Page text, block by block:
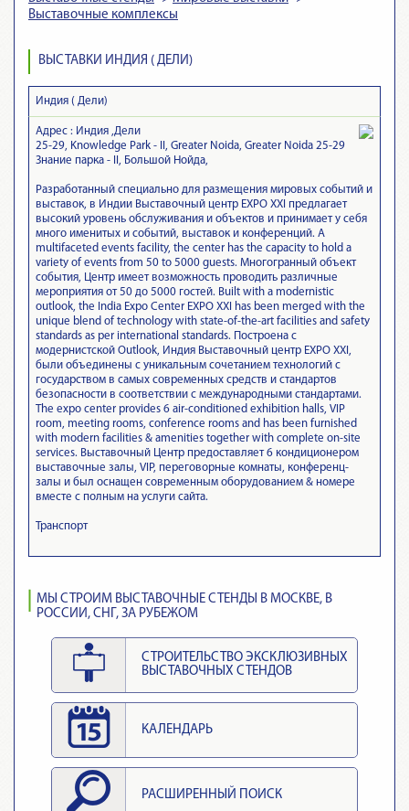
Выставочные комплексы
ВЫСТАВКИ ИНДИЯ ( ДЕЛИ)
Индия ( Дели)
Адрес : Индия ,Дели
25-29, Knowledge Park - II, Greater Noida, Greater Noida 25-29
Знание парка - II, Большой Нойда,
Разработанный специально для размещения мировых событий и
выставок, в Индии Выставочный центр EXPO XXI предлагает
высокий уровень обслуживания и объектов и принимает у себя
много именитых и событий, выставок и конференций. A
multifaceted events facility, the center has the capacity to hold a
variety of events from 50 to 5000 guests. Многогранный объект
события, Центр имеет возможность проводить различные
мероприятия от 50 до 5000 гостей. Built with a modernistic
outlook, the India Expo Center EXPO XXI has been merged with the
unique blend of technology with state-of-the-art facilities and safety
standards as per international standards. Построена с
модернистской Outlook, Индия Выставочный центр EXPO XXI,
были объединены с уникальным сочетанием технологий с
государством в самых современных средств и стандартов
безопасности в соответствии с международными стандартами.
The expo center provides 6 air-conditioned exhibition halls, VIP
room, meeting rooms, conference rooms and has been furnished
with modern facilities & amenities together with complete on-site
services. Выставочный Центр предоставляет 6 кондиционером
выставочные залы, VIP, переговорные комнаты, конференц-
залы и был оснащен современным оборудованием & номере
вместе с полным на услуги сайта.
Транспорт
МЫ СТРОИМ ВЫСТАВОЧНЫЕ СТЕНДЫ В МОСКВЕ, В
РОССИИ, СНГ, ЗА РУБЕЖОМ
СТРОИТЕЛЬСТВО ЭКСКЛЮЗИВНЫХ
ВЫСТАВОЧНЫХ СТЕНДОВ
КАЛЕНДАРЬ
РАСШИРЕННЫЙ ПОИСК